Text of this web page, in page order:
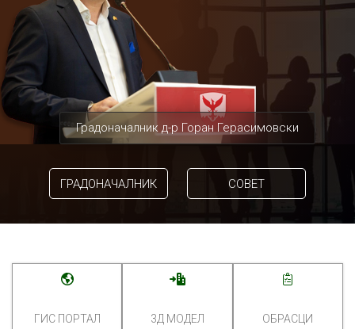
Градоначалник д-р Горан Герасимовски
ГРАДОНАЧАЛНИК СОВЕТ
ГИС ПОРТАЛ 3Д МОДЕЛ ОБРАСЦИ